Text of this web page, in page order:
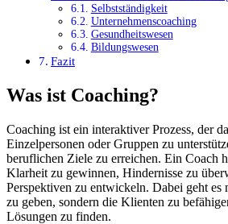
Selbstständigkeit
Unternehmenscoaching
Gesundheitswesen
Bildungswesen
Fazit
Was ist Coaching?
Coaching ist ein interaktiver Prozess, der
Einzelpersonen oder Gruppen zu
beruflichen Ziele zu erreichen. Ein Coach
Klarheit zu gewinnen, Hindernisse zu
Perspektiven zu entwickeln. Dabei geht es
zu geben, sondern die Klienten zu
Lösungen zu finden.